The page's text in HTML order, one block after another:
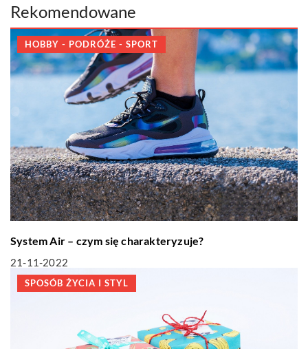
Rekomendowane
HOBBY - PODRÓŻE - SPORT
System Air – czym się charakteryzuje?
21-11-2022
SPOSÓB ŻYCIA I STYL